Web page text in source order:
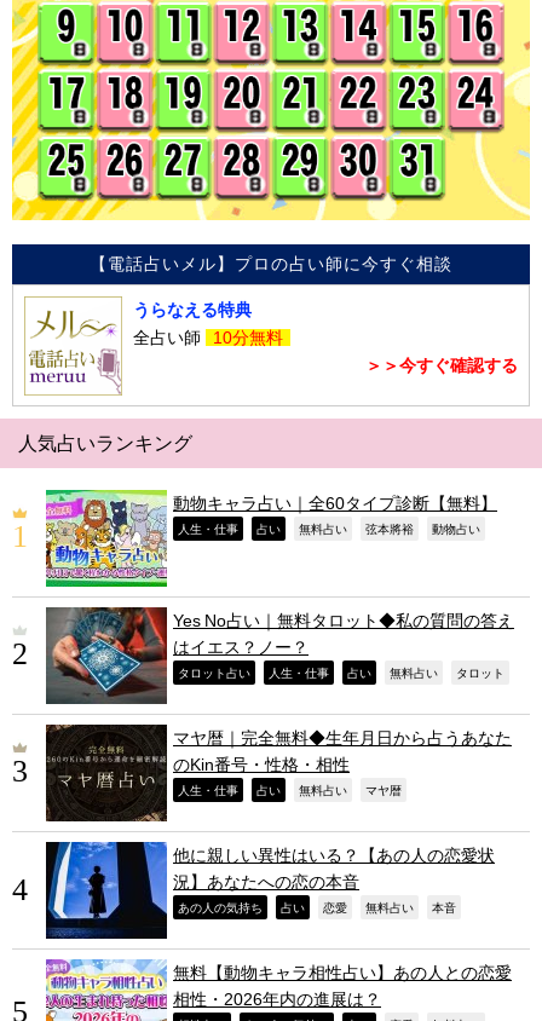
【電話占いメル】プロの占い師に今すぐ相談
うらなえる特典
全占い師
10分無料
＞＞今すぐ確認する
人気占いランキング
動物キャラ占い｜全60タイプ診断【無料】
人生・仕事 占い 無料占い 弦本將裕 動物占い
Yes No占い｜無料タロット◆私の質問の答え
はイエス？ノー？
タロット占い 人生・仕事 占い 無料占い タロット
マヤ暦｜完全無料◆生年月日から占うあなた
のKin番号・性格・相性
人生・仕事 占い 無料占い マヤ暦
他に親しい異性はいる？【あの人の恋愛状
況】あなたへの恋の本音
あの人の気持ち 占い 恋愛 無料占い 本音
無料【動物キャラ相性占い】あの人との恋愛
相性・2026年内の進展は？